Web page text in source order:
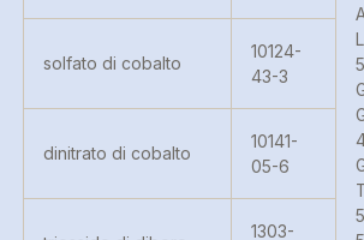
solfato di cobalto
10124-
43-3
dinitrato di cobalto
10141-
05-6
1303-